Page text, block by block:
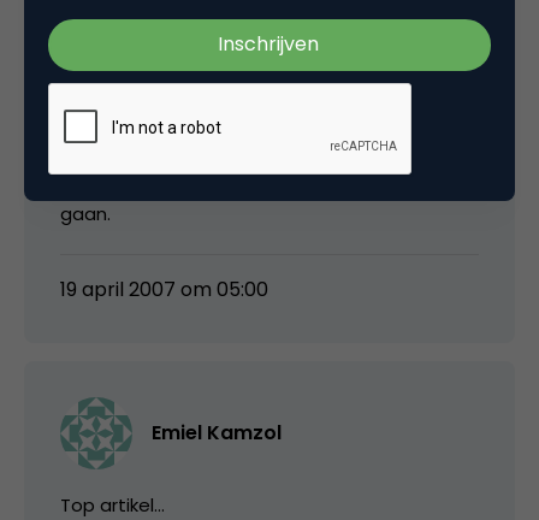
gelden al jaren, maar op congressen als
“speldinhooiberg” hoor je er weinig over en is
dit jaar pas voor het eerst het woord ROI
gevallen. Ik heb pas een paar maanden het
gevoel dat het in Nederland ook nog wel goed
komt, maar we hebben nog een lange weg te
gaan.
19 april 2007 om 05:00
Emiel Kamzol
Top artikel…